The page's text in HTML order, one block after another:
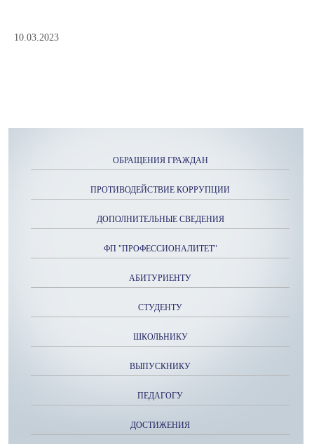
10.03.2023
ОБРАЩЕНИЯ ГРАЖДАН
ПРОТИВОДЕЙСТВИЕ КОРРУПЦИИ
ДОПОЛНИТЕЛЬНЫЕ СВЕДЕНИЯ
ФП "ПРОФЕССИОНАЛИТЕТ"
АБИТУРИЕНТУ
СТУДЕНТУ
ШКОЛЬНИКУ
ВЫПУСКНИКУ
ПЕДАГОГУ
ДОСТИЖЕНИЯ